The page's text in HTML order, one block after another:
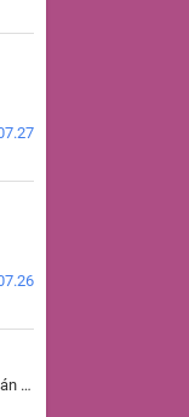
Kártya változások a 36.0.3-as patch alapján frissítve az adatbázisban (képek is cserélve).